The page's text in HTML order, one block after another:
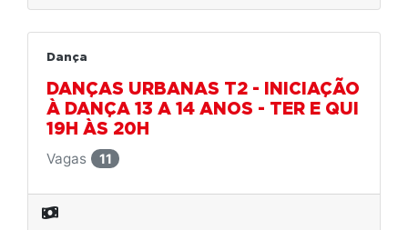
Dança
DANÇAS URBANAS T2 - INICIAÇÃO
À DANÇA 13 A 14 ANOS - TER E QUI
19H ÀS 20H
Vagas
11